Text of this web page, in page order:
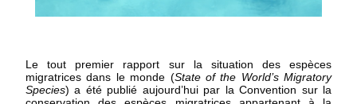
Le tout premier rapport sur la situation des espèces
migratrices dans le monde (State of the World’s Migratory
Species) a été publié aujourd’hui par la Convention sur la